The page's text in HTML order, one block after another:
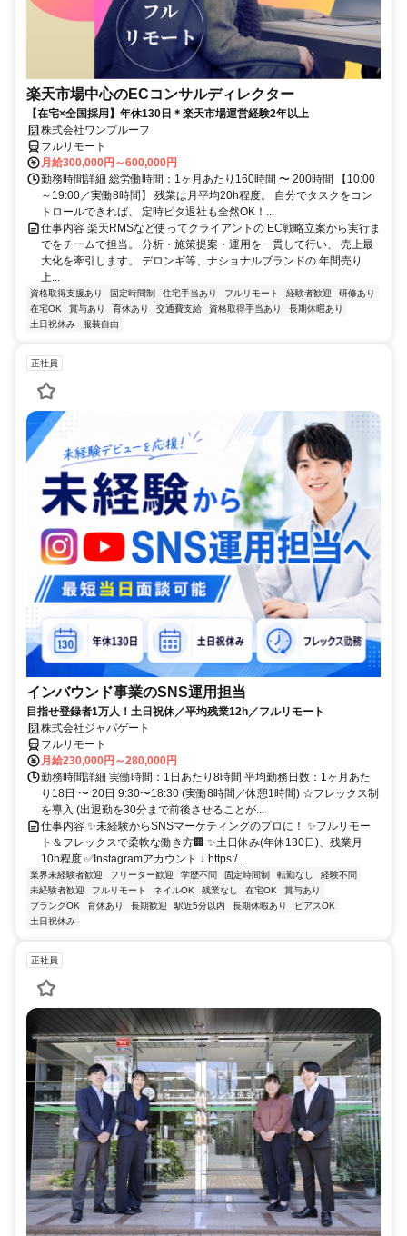
楽天市場中心のECコンサルディレクター
【在宅×全国採用】年休130日＊楽天市場運営経験2年以上
株式会社ワンプルーフ
フルリモート
月給300,000円～600,000円
勤務時間詳細 総労働時間：1ヶ月あたり160時間 〜 200時間 【10:00
～19:00／実働8時間】 残業は月平均20h程度。 自分でタスクをコン
トロールできれば、 定時ピタ退社も全然OK！...
仕事内容 楽天RMSなど使ってクライアントの EC戦略立案から実行ま
でをチームで担当。 分析・施策提案・運用を一貫して行い、 売上最
大化を牽引します。 デロンギ等、ナショナルブランドの 年間売り
上...
資格取得支援あり 固定時間制 住宅手当あり フルリモート 経験者歓迎
研修あり
在宅OK
賞与あり 育休あり 交通費支給 資格取得手当あり
長期休暇あり
土日祝休み
服装自由
正社員
インバウンド事業のSNS運用担当
目指せ登録者1万人！土日祝休／平均残業12h／フルリモート
株式会社ジャパゲート
フルリモート
月給230,000円～280,000円
勤務時間詳細 実働時間：1日あたり8時間 平均勤務日数：1ヶ月あた
り18日 〜 20日 9:30〜18:30 (実働8時間／休憩1時間) ☆フレックス制
を導入 (出退勤を30分まで前後させることが...
仕事内容 ✨未経験からSNSマーケティングのプロに！ ✨フルリモー
ト＆フレックスで柔軟な働き方🏢 ✨土日休み(年休130日)、残業月
10h程度 ✅Instagramアカウント ↓ https:/...
業界未経験者歓迎 フリーター歓迎 学歴不問 固定時間制 転勤なし
経験不問
未経験者歓迎
フルリモート ネイルOK 残業なし 在宅OK
賞与あり
ブランクOK
育休あり 長期歓迎 駅近5分以内 長期休暇あり
ピアスOK
土日祝休み
正社員